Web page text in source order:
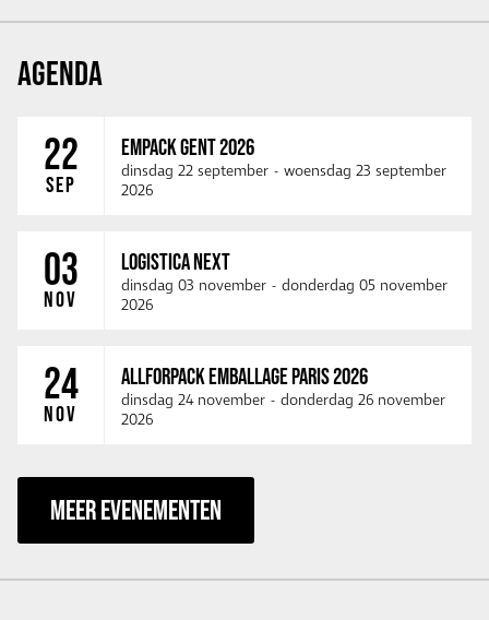
AGENDA
22
SEP
EMPACK GENT 2026
dinsdag 22 september - woensdag 23 september
2026
03
NOV
LOGISTICA NEXT
dinsdag 03 november - donderdag 05 november
2026
24
NOV
ALLFORPACK EMBALLAGE PARIS 2026
dinsdag 24 november - donderdag 26 november
2026
MEER EVENEMENTEN